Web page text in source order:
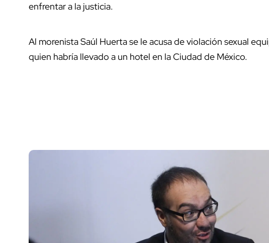
enfrentar a la justicia.
Al morenista Saúl Huerta se le acusa de violación sexual
quien habría llevado a un hotel en la Ciudad de México.